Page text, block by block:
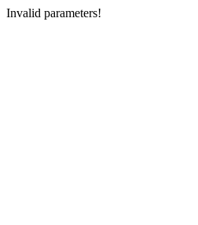
Invalid parameters!